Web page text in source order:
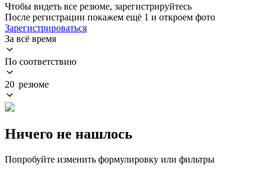
Чтобы видеть все резюме, зарегистрируйтесь
После регистрации покажем ещё 1 и откроем фото
Зарегистрироваться
За всё время
По соответствию
20 резюме
Ничего не нашлось
Попробуйте изменить формулировку или фильтры